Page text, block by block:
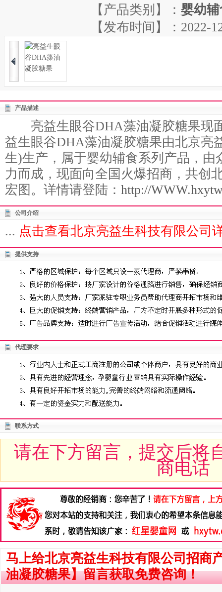
【产品类别】： 婴幼
【发布时间】：2022-
产品描述
亮益生眼谷DHA藻油凝胶糖果现
益生眼谷DHA藻油凝胶糖果由北京亮
生)生产，属于婴幼辅食系列产品，由
力而成，现面向全国火爆招商，共创
宏图。详情请登陆： http://
公司介绍
... 点击查看北京亮益生科技有限公司
提供支持
代理要求
联系方式
请在下方留言，提交后将
商电话
马上给北京亮益生科技有限公司招商
油凝胶糖果】留言获取免费咨询！